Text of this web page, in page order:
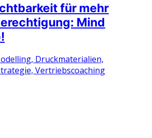
für mehr
Mind
Druckmaterialien,
Vertriebscoaching